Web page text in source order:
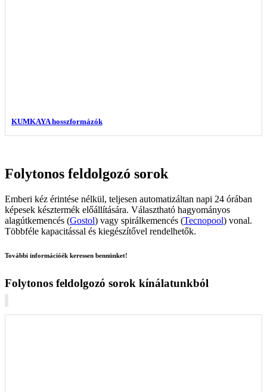
KUMKAYA hosszformázók
Folytonos feldolgozó sorok
Emberi kéz érintése nélkül, teljesen automatizáltan napi 24 órában
képesek késztermék előállítására. Választható hagyományos
alagútkemencés (Gostol) vagy spirálkemencés (Tecnopool) vonal.
Többféle kapacitással és kiegészítővel rendelhetők.
További információék keressen bennünket!
Folytonos feldolgozó sorok kínálatunkból